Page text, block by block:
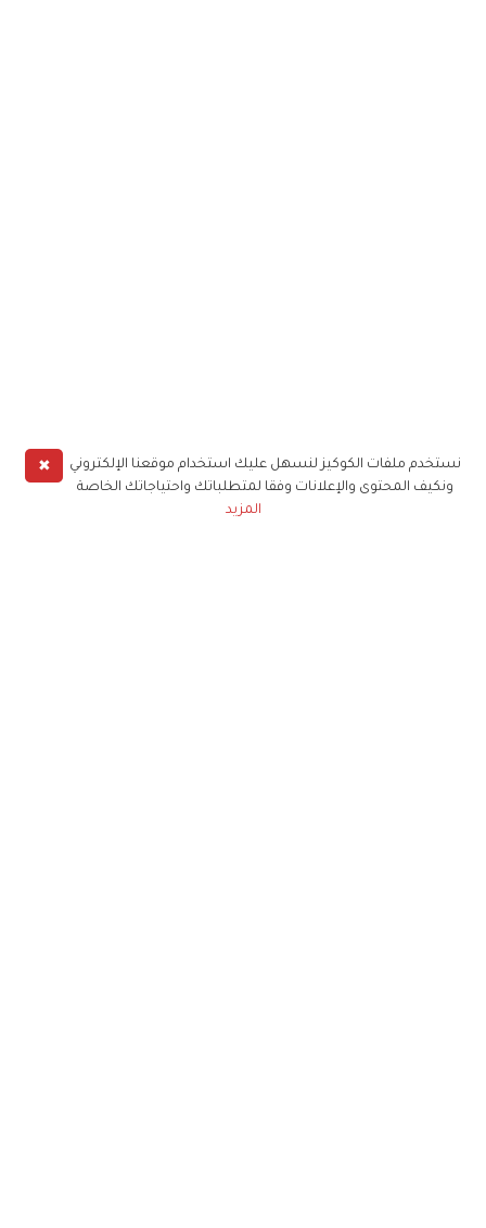
✖
نستخدم ملفات الكوكيز لنسهل عليك استخدام موقعنا الإلكتروني
ونكيف المحتوى والإعلانات وفقا لمتطلباتك واحتياجاتك الخاصة
المزيد